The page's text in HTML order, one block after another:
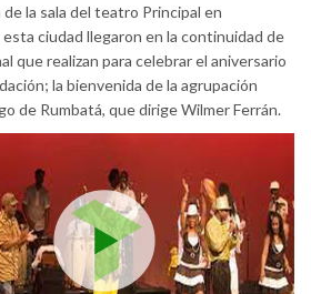
la sala del teatro Principal en
esta ciudad llegaron en la continuidad de
que realizan para celebrar el aniversario
la bienvenida de la agrupación
de Rumbatá, que dirige Wilmer Ferrán.